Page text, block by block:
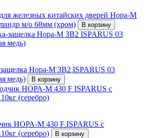
железных китайских дверей Нора-М
м/о 68мм (хром)
В корзину
Нора-М ЗВ2 ISPARUS 03
медь)
В корзину
НОРА-M 430 F ISPARUS с
(серебро)
В корзину